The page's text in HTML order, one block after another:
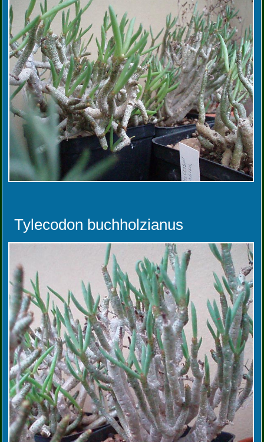
Tylecodon buchholzianus